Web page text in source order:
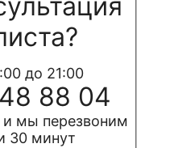
до 21:00
88 04
и мы перезвоним
30 минут